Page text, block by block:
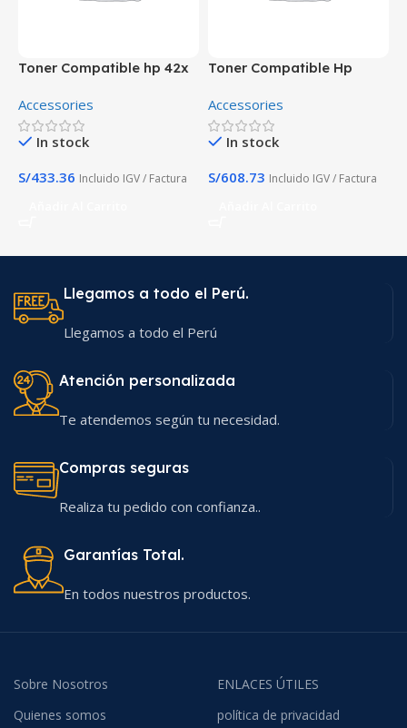
Toner Compatible hp 42x
Premiun
Accessories
In stock
S/433.36 Incluido IGV / Factura
Toner Compatible Hp
Accessories
In stock
S/608.73 Incluido IGV / Factura
Llegamos a todo el Perú.
Llegamos a todo el Perú
Atención personalizada
Te atendemos según tu necesidad.
Compras seguras
Realiza tu pedido con confianza..
Garantías Total.
En todos nuestros productos.
Sobre Nosotros
Quienes somos
ENLACES ÚTILES
política de privacidad